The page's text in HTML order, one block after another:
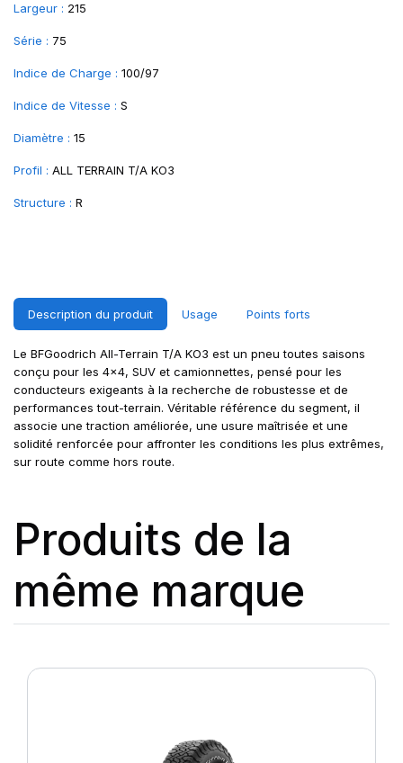
Largeur : 215
Série : 75
Indice de Charge : 100/97
Indice de Vitesse : S
Diamètre : 15
Profil : ALL TERRAIN T/A KO3
Structure : R
Description du produit Usage Points forts
Le BFGoodrich All-Terrain T/A KO3 est un pneu toutes saisons
conçu pour les 4x4, SUV et camionnettes, pensé pour les
conducteurs exigeants à la recherche de robustesse et de
performances tout-terrain. Véritable référence du segment, il
associe une traction améliorée, une usure maîtrisée et une
solidité renforcée pour affronter les conditions les plus extrêmes,
sur route comme hors route.
Produits de la
même marque